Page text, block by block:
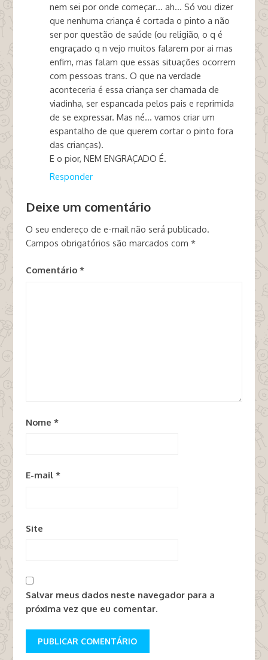
nem sei por onde começar… ah… Só vou dizer
que nenhuma criança é cortada o pinto a não
ser por questão de saúde (ou religião, o q é
engraçado q n vejo muitos falarem por ai mas
enfim, mas falam que essas situações ocorrem
com pessoas trans. O que na verdade
aconteceria é essa criança ser chamada de
viadinha, ser espancada pelos pais e reprimida
de se expressar. Mas né… vamos criar um
espantalho de que querem cortar o pinto fora
das crianças).
E o pior, NEM ENGRAÇADO É.
Responder
Deixe um comentário
O seu endereço de e-mail não será publicado.
Campos obrigatórios são marcados com *
Comentário *
Nome *
E-mail *
Site
Salvar meus dados neste navegador para a
próxima vez que eu comentar.